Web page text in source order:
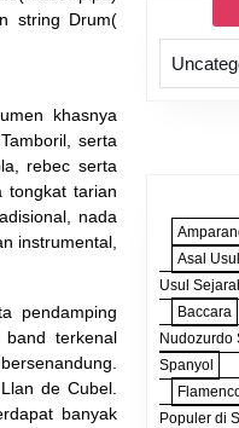
string Drum(
khasnya
serta
rebec serta
tongkat tarian
nada
instrumental,
pendamping
terkenal
de Cubel.
banyak
Asal
Usul
Baccara
Nudozurdo
Spanyol
Populer di